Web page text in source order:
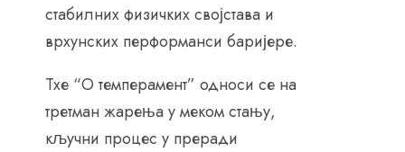
стабилних физичких својстава и
врхунских перформанси баријере.
Тхе “О темперамент” односи се на
третман жарења у меком стању,
кључни процес у преради